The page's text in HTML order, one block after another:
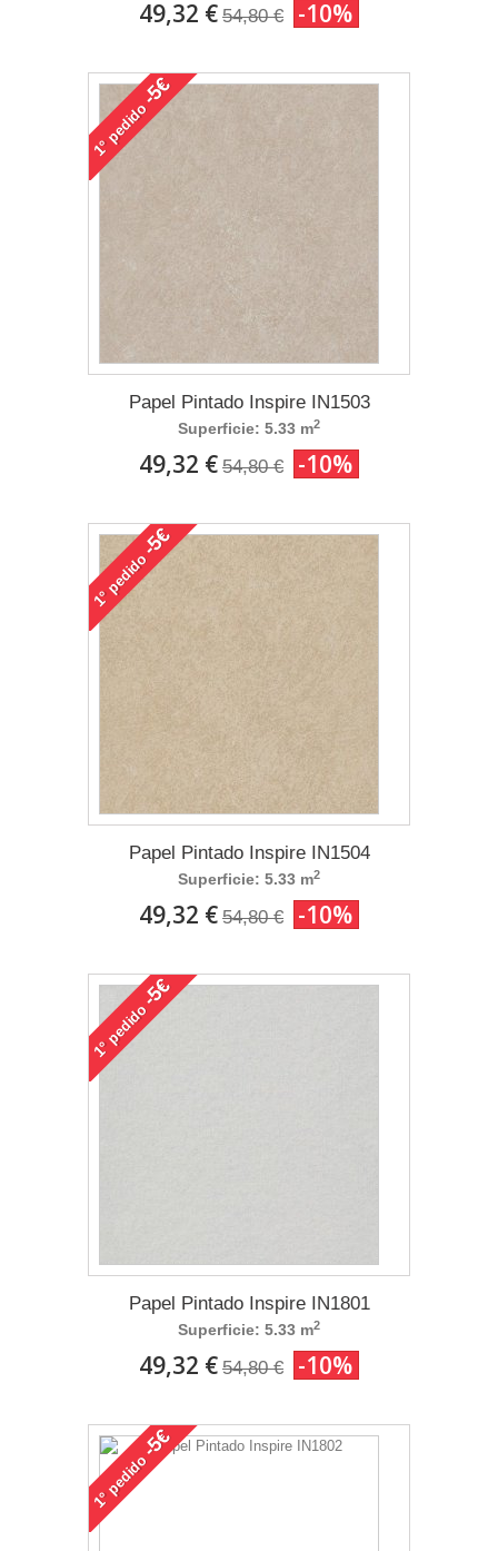
49,32 € 54,80 € -10%
1°
pedido
-5€
Papel Pintado Inspire IN1503
Superficie: 5.33 m2
49,32 € 54,80 € -10%
1°
pedido
-5€
Papel Pintado Inspire IN1504
Superficie: 5.33 m2
49,32 € 54,80 € -10%
1°
pedido
-5€
Papel Pintado Inspire IN1801
Superficie: 5.33 m2
49,32 € 54,80 € -10%
1°
pedido
-5€